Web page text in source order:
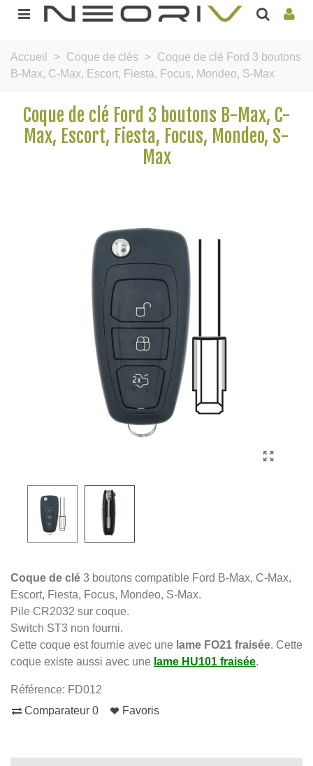
Accueil > Coque de clés > Coque de clé Ford 3 boutons
B-Max, C-Max, Escort, Fiesta, Focus, Mondeo, S-Max
Coque de clé Ford 3 boutons B-Max, C-
Max, Escort, Fiesta, Focus, Mondeo, S-
Max
Coque de clé 3 boutons compatible Ford B-Max, C-Max,
Escort, Fiesta, Focus, Mondeo, S-Max.
Pile CR2032 sur coque.
Switch ST3 non fourni.
Cette coque est fournie avec une lame FO21 fraisée. Cette
coque existe aussi avec une lame HU101 fraisée.
Référence: FD012
Comparateur 0 Favoris